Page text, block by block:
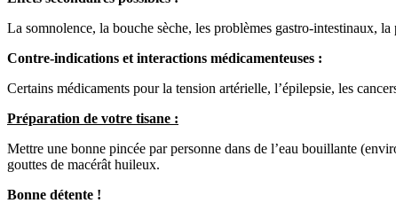
La somnolence, la bouche sèche, les problèmes gastro-intestinaux, la
Contre-indications et interactions médicamenteuses :
Certains médicaments pour la tension artérielle, l’épilepsie, les
Préparation de votre tisane :
Mettre une bonne pincée par personne dans de l’eau bouillante
gouttes de macérât huileux.
Bonne détente !